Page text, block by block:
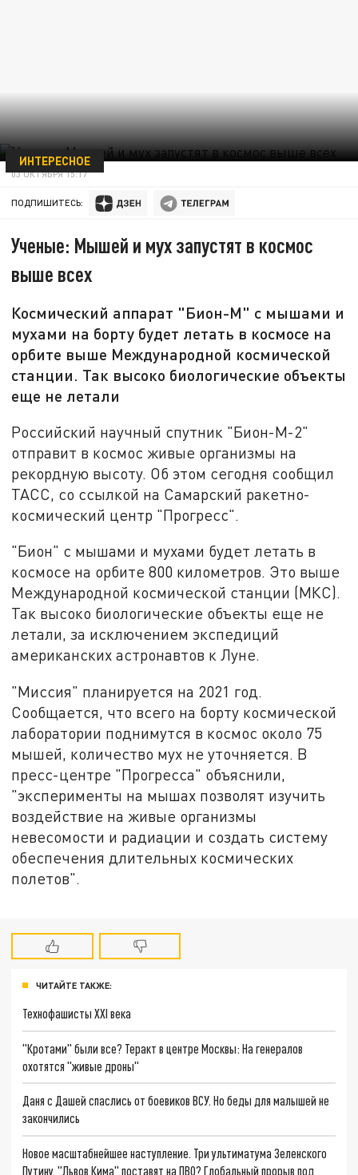
ИНТЕРЕСНОЕ
03 ОКТЯБРЯ 15:17
ПОДПИШИТЕСЬ:
Ученые: Мышей и мух запустят в космос
выше всех
Космический аппарат "Бион-М" с мышами и
мухами на борту будет летать в космосе на
орбите выше Международной космической
станции. Так высоко биологические объекты
еще не летали
Российский научный спутник "Бион-М-2"
отправит в космос живые организмы на
рекордную высоту. Об этом сегодня сообщил
ТАСС, со ссылкой на Самарский ракетно-
космический центр "Прогресс".
"Бион" с мышами и мухами будет летать в
космосе на орбите 800 километров. Это выше
Международной космической станции (МКС).
Так высоко биологические объекты еще не
летали, за исключением экспедиций
американских астронавтов к Луне.
"Миссия" планируется на 2021 год.
Сообщается, что всего на борту космической
лаборатории поднимутся в космос около 75
мышей, количество мух не уточняется. В
пресс-центре "Прогресса" объяснили,
"эксперименты на мышах позволят изучить
воздействие на живые организмы
невесомости и радиации и создать систему
обеспечения длительных космических
полетов".
ЧИТАЙТЕ ТАКЖЕ:
Технофашисты XXI века
"Кротами" были все? Теракт в центре Москвы: На генералов
охотятся "живые дроны"
Даня с Дашей спаслись от боевиков ВСУ. Но беды для малышей не
закончились
Новое масштабнейшее наступление. Три ультиматума Зеленского
Путину. "Львов Кима" поставят на ПВО? Глобальный прорыв под